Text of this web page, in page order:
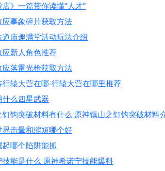
店》一篇带你读懂“人才”
事象碎片获取方法
道庙趣满堂活动玩法介绍
新人角色推荐
落雷光枪获取方法
行辕大营在哪-行辕大营在哪里推荐
么四星武器
钉钩突破材料有什么 原神镇山之钉钩突破材料
击晕和缩短哪个好
哪个陷阱能抓
技能是什么 原神希诺宁技能爆料